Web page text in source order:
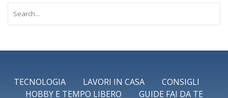
TECNOLOGIA LAVORI IN CASA
CONSIGLI
HOBBY E TEMPO LIBERO
GUIDE FAI DA TE